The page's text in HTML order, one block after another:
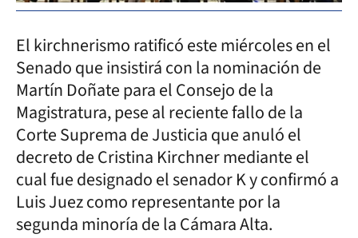
El kirchnerismo ratificó este miércoles en el
Senado que insistirá con la nominación de
Martín Doñate para el Consejo de la
Magistratura, pese al reciente fallo de la
Corte Suprema de Justicia que anuló el
decreto de Cristina Kirchner mediante el
cual fue designado el senador K y confirmó a
Luis Juez como representante por la
segunda minoría de la Cámara Alta.